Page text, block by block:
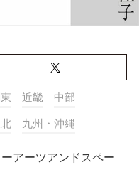
近畿 中部
九州・沖縄
ーアーツアンドスペー